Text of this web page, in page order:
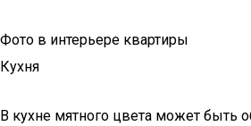
Фото в интерьере квартиры
Кухня
В кухне мятного цвета может быть